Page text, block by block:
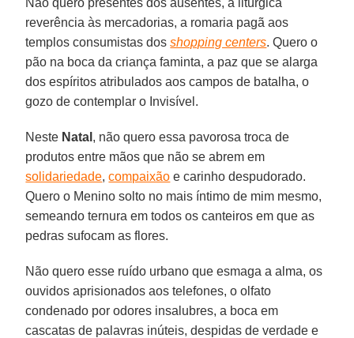
reverência às mercadorias, a romaria pagã aos
templos consumistas dosshopping centers. Quero o
pão na boca da criança faminta, a paz que se alarga
dos espíritos atribulados aos campos de batalha, o
gozo de contemplar o Invisível.
Neste Natal , não quero essa pavorosa troca de
produtos entre mãos que não se abrem em
solidariedade,compaixão e carinho despudorado.
Quero o Menino solto no mais íntimo de mim mesmo,
semeando ternura em todos os canteiros em que as
pedras sufocam as flores.
Não quero esse ruído urbano que esmaga a alma, os
ouvidos aprisionados aos telefones, o olfato
condenado por odores insalubres, a boca em
cascatas de palavras inúteis, despidas de verdade e